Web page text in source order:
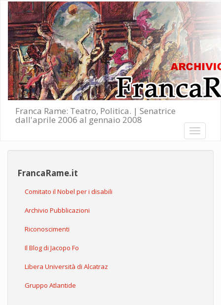
Salta al contenuto principale
Franca Rame: Teatro, Politica. | Senatrice
dall'aprile 2006 al gennaio 2008
Toggle
FrancaRame.it
Comitato il Nobel per i disabili
Archivio Pubblicazioni
Riconoscimenti
Il Blog di Jacopo Fo
Libera Università di Alcatraz
Gruppo Atlantide